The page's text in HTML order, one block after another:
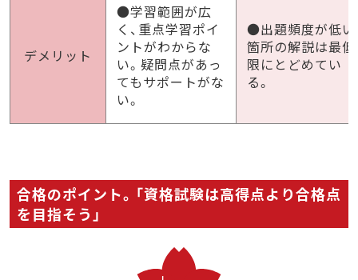
デメリット
●学習範囲が広
く、重点学習ポイ
ントがわからな
い。疑問点があっ
てもサポートがな
い。
●出題頻度が低い
箇所の解説は最低
限にとどめてい
る。
合格のポイント。「資格試験は高得点より合格点
を目指そう」